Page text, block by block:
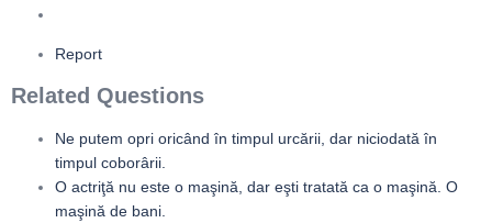
Report
Related Questions
Ne putem opri oricând în timpul urcării, dar niciodată în
timpul coborârii.
O actriţă nu este o maşină, dar eşti tratată ca o maşină. O
maşină de bani.